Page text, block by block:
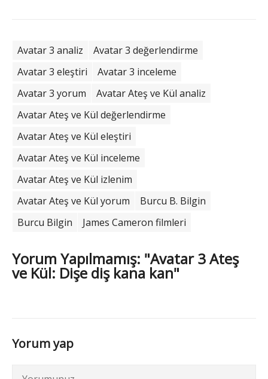
Avatar 3 analiz
Avatar 3 değerlendirme
Avatar 3 eleştiri
Avatar 3 inceleme
Avatar 3 yorum
Avatar Ateş ve Kül analiz
Avatar Ateş ve Kül değerlendirme
Avatar Ateş ve Kül eleştiri
Avatar Ateş ve Kül inceleme
Avatar Ateş ve Kül izlenim
Avatar Ateş ve Kül yorum
Burcu B. Bilgin
Burcu Bilgin
James Cameron filmleri
Yorum Yapılmamış: "Avatar 3 Ateş
ve Kül: Dişe diş kana kan"
Yorum yap